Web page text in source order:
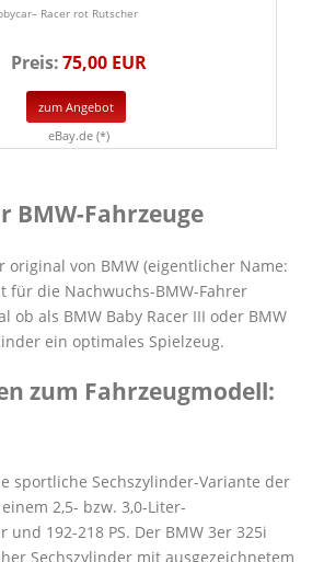
Racer rot Rutscher
Preis:75,00 EUR
zum Angebot
eBay.de (*)
BMW-Fahrzeuge
original von BMW (eigentlicher Name:
für die Nachwuchs-BMW-Fahrer
ob als BMW Baby Racer III oder BMW
ein optimales Spielzeug.
zum Fahrzeugmodell:
sportliche Sechszylinder-Variante der
2,5- bzw. 3,0-Liter-
und 192-218 PS. Der BMW 3er 325i
Sechszylinder mit ausgezeichnetem